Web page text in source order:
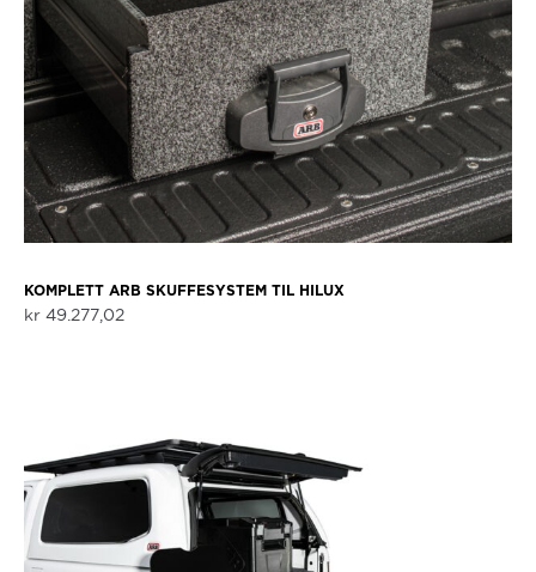
KOMPLETT ARB SKUFFESYSTEM TIL HILUX
kr49.277,02